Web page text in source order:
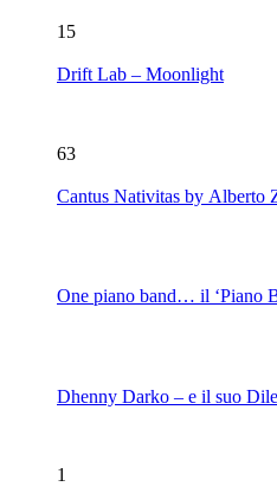
15
Drift Lab – Moonlight
63
Cantus
One piano band… il ‘Piano
Dhenny Darko – e il suo
1